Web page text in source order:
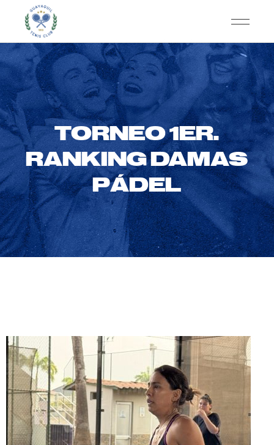
TORNEO 1ER.
RANKING DAMAS
PÁDEL